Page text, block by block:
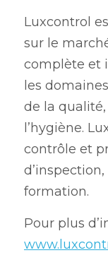
Luxcontrol
sur le
complète et
les
de la
l’hygiène.
contrôle et
formation.